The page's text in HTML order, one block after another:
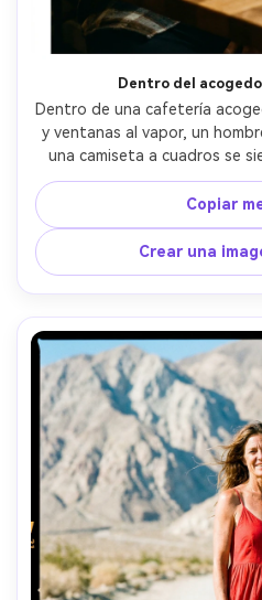
Dentro del
Dentro de una cafetería
y ventanas al vapor, un
una camiseta a cuadros se
primer plano de luz natural,
scan look con reflejos
T5+56mm f/1.2 sensación,
bokeh de fondo suave,
narración, piel realista y
Copiar
Crear una